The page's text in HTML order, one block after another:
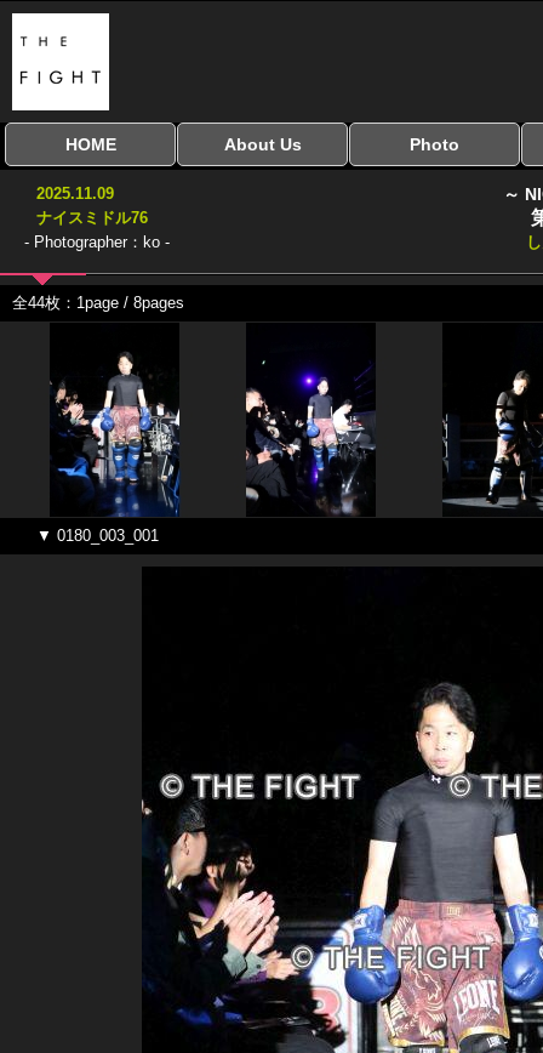
HOME
全興行を表示
ナイスミドル
アマチュアキック
協議会
全日本学生キック
建武館キッズ大会
Bigbang
おやじファイト
About Us Photo
2025.11.09
ナイスミドル76
- Photographer：ko -
～
全44枚：1page / 8pages
▼ 0180_003_001